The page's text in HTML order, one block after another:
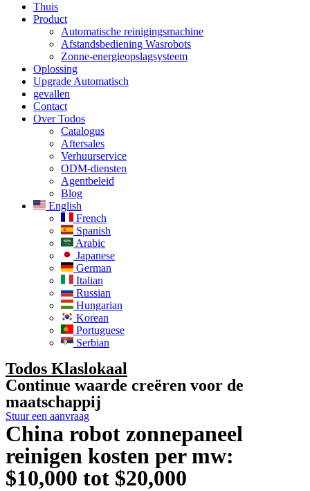
Thuis
Product
Automatische reinigingsmachine
Afstandsbediening Wasrobots
Zonne-energieopslagsysteem
Oplossing​
Upgrade Automatisch
gevallen
Contact
Over Todos
Catalogus
Aftersales
Verhuurservice
ODM-diensten
Agentbeleid
Blog
English
French
Spanish
Arabic
Japanese
German
Italian
Russian
Hungarian
Korean
Portuguese
Serbian
Todos Klaslokaal
Continue waarde creëren voor de
maatschappij
Stuur een aanvraag
China robot zonnepaneel
reinigen kosten per mw:
$10,000 tot $20,000